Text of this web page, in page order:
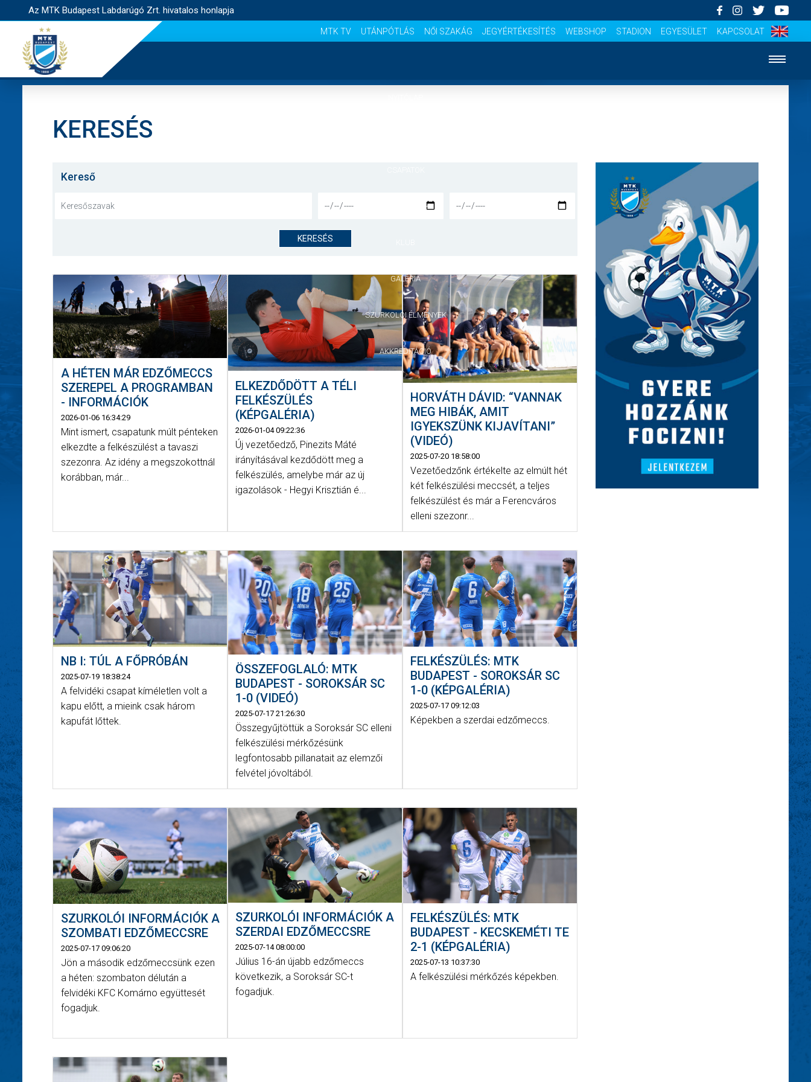
Az MTK Budapest Labdarúgó Zrt. hivatalos honlapja
MTK TV UTÁNPÓTLÁS NŐI SZAKÁG JEGYÉRTÉKESÍTÉS WEBSHOP STADION EGYESÜLET KAPCSOLAT
MÉRKŐZÉSEK
GALÉRIA
SZURKOLÓI ÉLMÉNYEK
AKKREDITÁCIÓ
KERESÉS
Kereső
KERESÉS
A HÉTEN MÁR EDZŐMECCS
SZEREPEL A PROGRAMBAN
- INFORMÁCIÓK
2026-01-06 16:34:29
Mint ismert, csapatunk múlt pénteken
elkezdte a felkészülést a tavaszi
szezonra. Az idény a megszokottnál
korábban, már...
ELKEZDŐDÖTT A TÉLI
FELKÉSZÜLÉS
(KÉPGALÉRIA)
2026-01-04 09:22:36
Új vezetőedző, Pinezits Máté
irányításával kezdődött meg a
felkészülés, amelybe már az új
igazolások - Hegyi Krisztián é...
HORVÁTH DÁVID: “VANNAK
MEG HIBÁK, AMIT
IGYEKSZÜNK KIJAVÍTANI”
(VIDEÓ)
2025-07-20 18:58:00
Vezetőedzőnk értékelte az elmúlt hét
két felkészülési meccsét, a teljes
felkészülést és már a Ferencváros
elleni szezonr...
NB I: TÚL A FŐPRÓBÁN
2025-07-19 18:38:24
A felvidéki csapat kíméletlen volt a
kapu előtt, a mieink csak három
kapufát lőttek.
ÖSSZEFOGLALÓ: MTK
BUDAPEST - SOROKSÁR SC
1-0 (VIDEÓ)
2025-07-17 21:26:30
Összegyűjtöttük a Soroksár SC elleni
felkészülési mérkőzésünk
legfontosabb pillanatait az elemzői
felvétel jóvoltából.
FELKÉSZÜLÉS: MTK
BUDAPEST - SOROKSÁR SC
1-0 (KÉPGALÉRIA)
2025-07-17 09:12:03
Képekben a szerdai edzőmeccs.
SZURKOLÓI INFORMÁCIÓK A
SZOMBATI EDZŐMECCSRE
2025-07-17 09:06:20
Jön a második edzőmeccsünk ezen
a héten: szombaton délután a
felvidéki KFC Komárno együttesét
fogadjuk.
SZURKOLÓI INFORMÁCIÓK A
SZERDAI EDZŐMECCSRE
2025-07-14 08:00:00
Július 16-án újabb edzőmeccs
következik, a Soroksár SC-t
fogadjuk.
FELKÉSZÜLÉS: MTK
BUDAPEST - KECSKEMÉTI TE
2-1 (KÉPGALÉRIA)
2025-07-13 10:37:30
A felkészülési mérkőzés képekben.